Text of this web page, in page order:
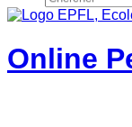
Online